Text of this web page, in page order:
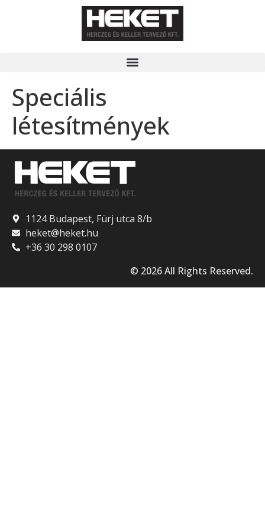
Speciális
létesítmények
1124 Budapest, Fürj utca 8/b
heket@heket.hu
+36 30 298 0107
© 2026 All Rights Reserved.